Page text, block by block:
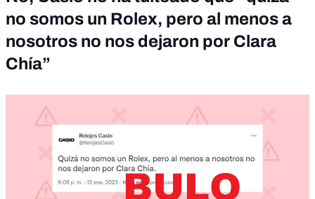
no somos un Rolex, pero al menos a
nosotros no nos dejaron por Clara
Chía”